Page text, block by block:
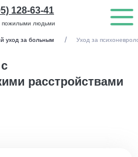
пожилыми людьми
128-63-41
уход за больным Уход за
расстройствами